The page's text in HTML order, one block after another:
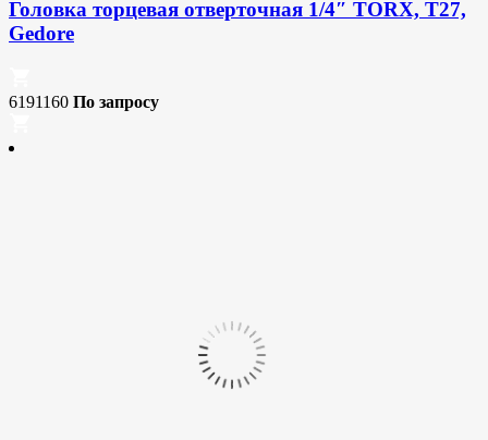
Головка торцевая отверточная 1/4″ TORX, T27,
Gedore
6191160 По запросу